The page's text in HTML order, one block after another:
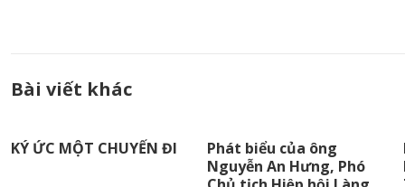
Bài viết khác
KÝ ỨC MỘT CHUYẾN ĐI
Phát biểu của ông
Nguyễn An Hưng, Phó